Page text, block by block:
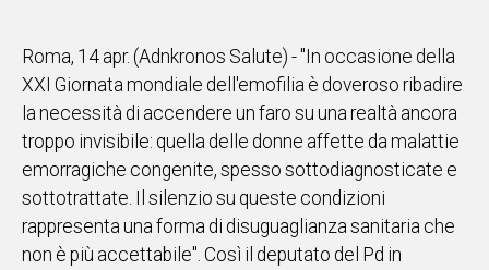
ALTRE
NOTIZIE
POLITICA
IN
ITALIA
NEL
MONDO
Roma, 14 apr. (Adnkronos Salute) - "In occasione della
XXI Giornata mondiale dell'emofilia è doveroso ribadire
la necessità di accendere un faro su una realtà ancora
troppo invisibile: quella delle donne affette da malattie
emorragiche congenite, spesso sottodiagnosticate e
sottotrattate. Il silenzio su queste condizioni
rappresenta una forma di disuguaglianza sanitaria che
non è più accettabile". Così il deputato del Pd in